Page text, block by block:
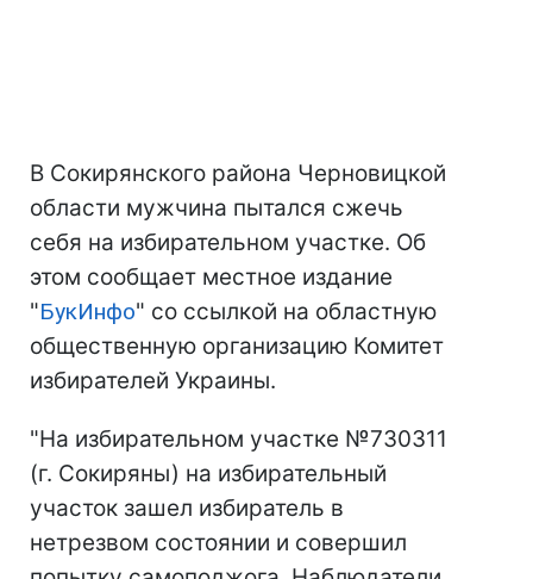
В Сокирянского района Черновицкой
области мужчина пытался сжечь
себя на избирательном участке. Об
этом сообщает местное издание
"БукИнфо" со ссылкой на областную
общественную организацию Комитет
избирателей Украины.
"На избирательном участке №730311
(г. Сокиряны) на избирательный
участок зашел избиратель в
нетрезвом состоянии и совершил